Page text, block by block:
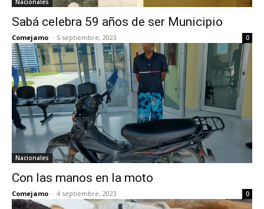
Nacionales
Sabá celebra 59 años de ser Municipio
Comejamo - 5 septiembre, 2023 0
Nacionales
Con las manos en la moto
Comejamo - 4 septiembre, 2023 0